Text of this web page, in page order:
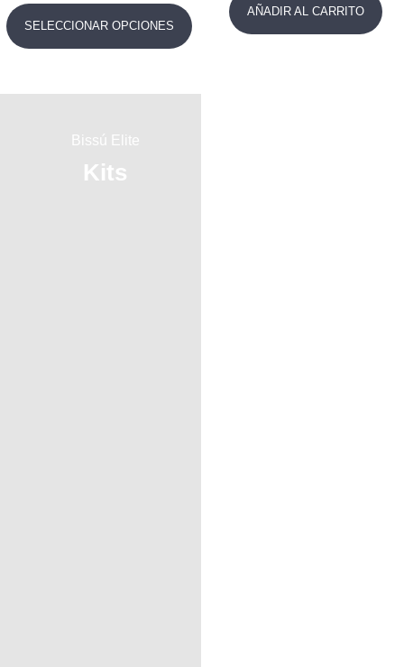
SELECCIONAR OPCIONES
AÑADIR AL CARRITO
Bissú Elite
Kits